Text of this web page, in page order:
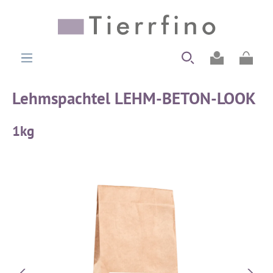
Lehmspachtel LEHM-BETON-LOOK
1kg
Bildergalerie überspringen